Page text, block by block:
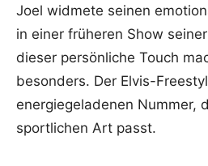
Joel widmete seinen
in einer früheren Show
dieser persönliche Touch
besonders. Der Elvis-
energiegeladenen Nummer,
sportlichen Art passt.